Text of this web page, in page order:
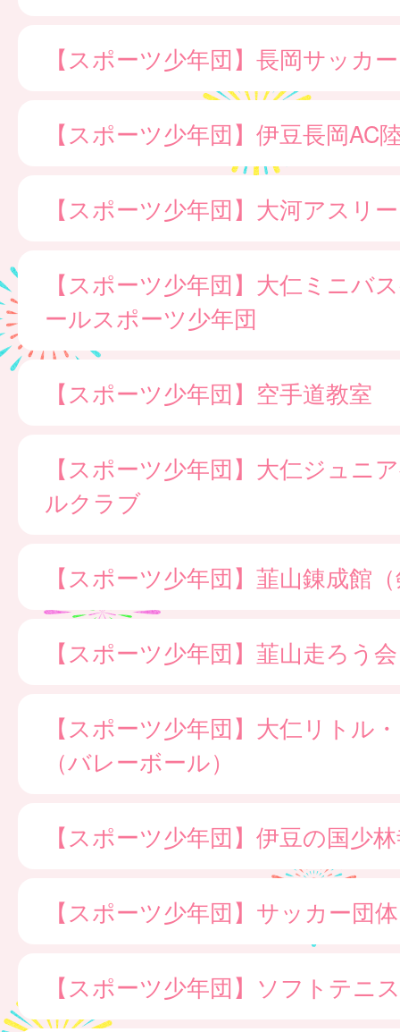
【スポーツ少年団】長岡サッカー
【スポーツ少年団】伊豆長岡AC
【スポーツ少年団】大河アスリ
【スポーツ少年団】大仁ミニバ
ールスポーツ少年団
【スポーツ少年団】空手道教室
【スポーツ少年団】大仁ジュニ
ルクラブ
【スポーツ少年団】韮山錬成館
【スポーツ少年団】韮山走ろう
【スポーツ少年団】大仁リトル
（バレーボール）
【スポーツ少年団】伊豆の国少
【スポーツ少年団】サッカー団体
【スポーツ少年団】ソフトテニ